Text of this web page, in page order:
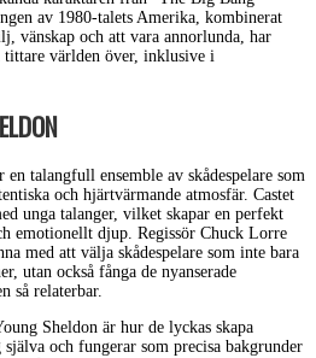
av 1980-talets Amerika, kombinerat
vänskap och att vara annorlunda, har
världen över, inklusive i
talangfull ensemble av skådespelare som
och hjärtvärmande atmosfär. Castet
unga talanger, vilket skapar en perfekt
emotionellt djup. Regissör Chuck Lorre
med att välja skådespelare som inte bara
utan också fånga de nyanserade
så relaterbar.
Sheldon är hur de lyckas skapa
och fungerar som precisa bakgrunder